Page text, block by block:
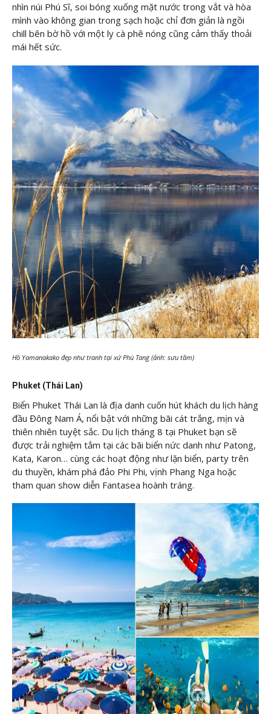
nhìn núi Phú Sĩ, soi bóng xuống mặt nước trong vắt và hòa
mình vào không gian trong sạch hoặc chỉ đơn giản là ngồi
chill bên bờ hồ với một ly cà phê nóng cũng cảm thấy thoải
mái hết sức.
Hồ Yamanakako đẹp như tranh tại xứ Phù Tang (ảnh: sưu tầm)
Phuket (Thái Lan)
Biển Phuket Thái Lan là địa danh cuốn hút khách du lịch hàng
đầu Đông Nam Á, nổi bật với những bãi cát trắng, mịn và
thiên nhiên tuyệt sắc. Du lịch tháng 8 tại Phuket bạn sẽ
được trải nghiệm tắm tại các bãi biển nức danh như Patong,
Kata, Karon… cùng các hoạt động như lặn biển, party trên
du thuyền, khám phá đảo Phi Phi, vịnh Phang Nga hoặc
tham quan show diễn Fantasea hoành tráng.